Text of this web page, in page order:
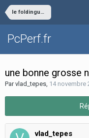
le foldingueur assoiffé
PcPerf.fr
une bonne grosse
Parvlad_tepes, 14 novembre
vlad_tepes